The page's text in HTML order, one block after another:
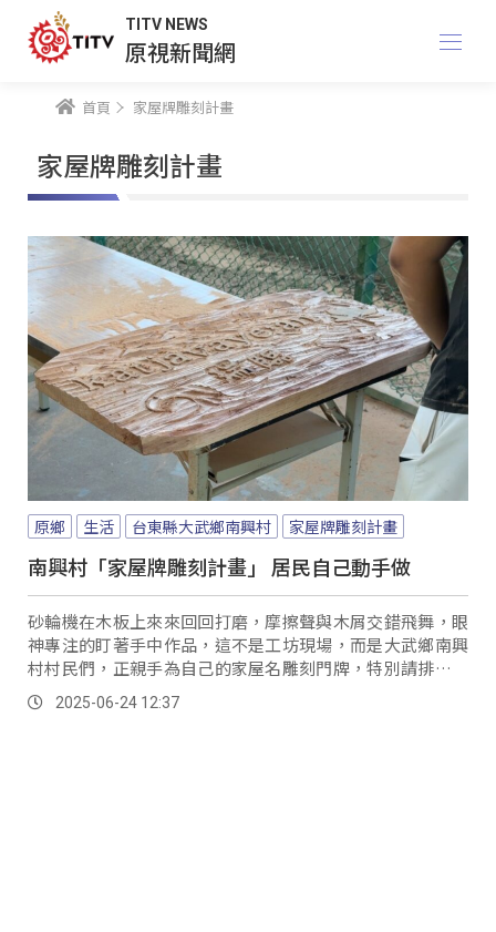
TITV NEWS
原視新聞網
首頁 家屋牌雕刻計畫
家屋牌雕刻計畫
原鄉 生活 台東縣大武鄉南興村 家屋牌雕刻計畫
南興村「家屋牌雕刻計畫」 居民自己動手做
砂輪機在木板上來來回回打磨，摩擦聲與木屑交錯飛舞，眼
神專注的盯著手中作品，這不是工坊現場，而是大武鄉南興
村村民們，正親手為自己的家屋名雕刻門牌，特別請排灣族
雕刻藝術家張威光來指導。
2025-06-24 12:37